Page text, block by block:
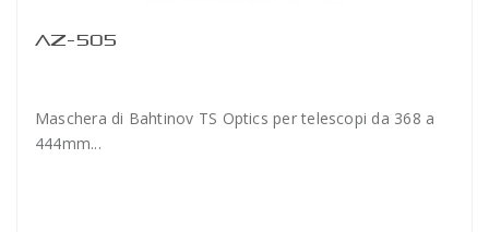
AZ-505
Maschera di Bahtinov TS Optics per telescopi da 368 a
444mm...